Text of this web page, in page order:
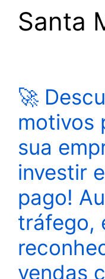
Santa
🚀
motivos
sua
investir
pago!
tráfego,
vendas